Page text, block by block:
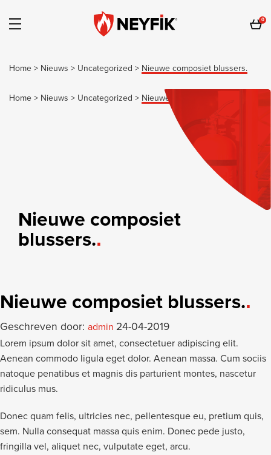
0
Home> Nieuws > Uncategorized > Nieuwe composiet blussers.
Home> Nieuws > Uncategorized > Nieuwe composiet blussers.
Nieuwe composiet
blussers.
Nieuwe composiet blussers.
Geschreven door: admin 24-04-2019
Lorem ipsum dolor sit amet, consectetuer adipiscing elit.
Aenean commodo ligula eget dolor. Aenean massa. Cum sociis
natoque penatibus et magnis dis parturient montes, nascetur
ridiculus mus.
Donec quam felis, ultricies nec, pellentesque eu, pretium quis,
sem. Nulla consequat massa quis enim. Donec pede justo,
fringilla vel, aliquet nec, vulputate eget, arcu.